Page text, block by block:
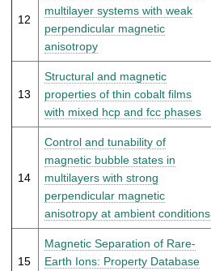
12
multilayer systems with weak
perpendicular magnetic
anisotropy
13
Structural and magnetic
properties of thin cobalt films
with mixed hcp and fcc phases
14
Control and tunability of
magnetic bubble states in
multilayers with strong
perpendicular magnetic
anisotropy at ambient conditions
15
Magnetic Separation of Rare-
Earth Ions: Property Database